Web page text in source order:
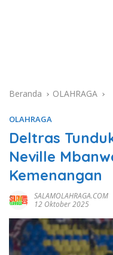
Beranda OLAHRAGA
OLAHRAGA
Deltras
Neville
Kemenangan
SALAMOLAHRAGA.COM
12 Oktober 2025